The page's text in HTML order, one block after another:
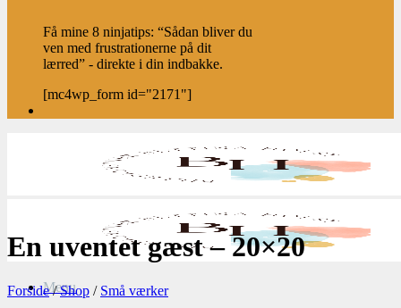
Få mine 8 ninjatips: “Sådan bliver du
ven med frustrationerne på dit
lærred” - direkte i din indbakke.
[mc4wp_form id="2171"]
Menu
En uventet gæst – 20×20
Forside / Shop / Små værker